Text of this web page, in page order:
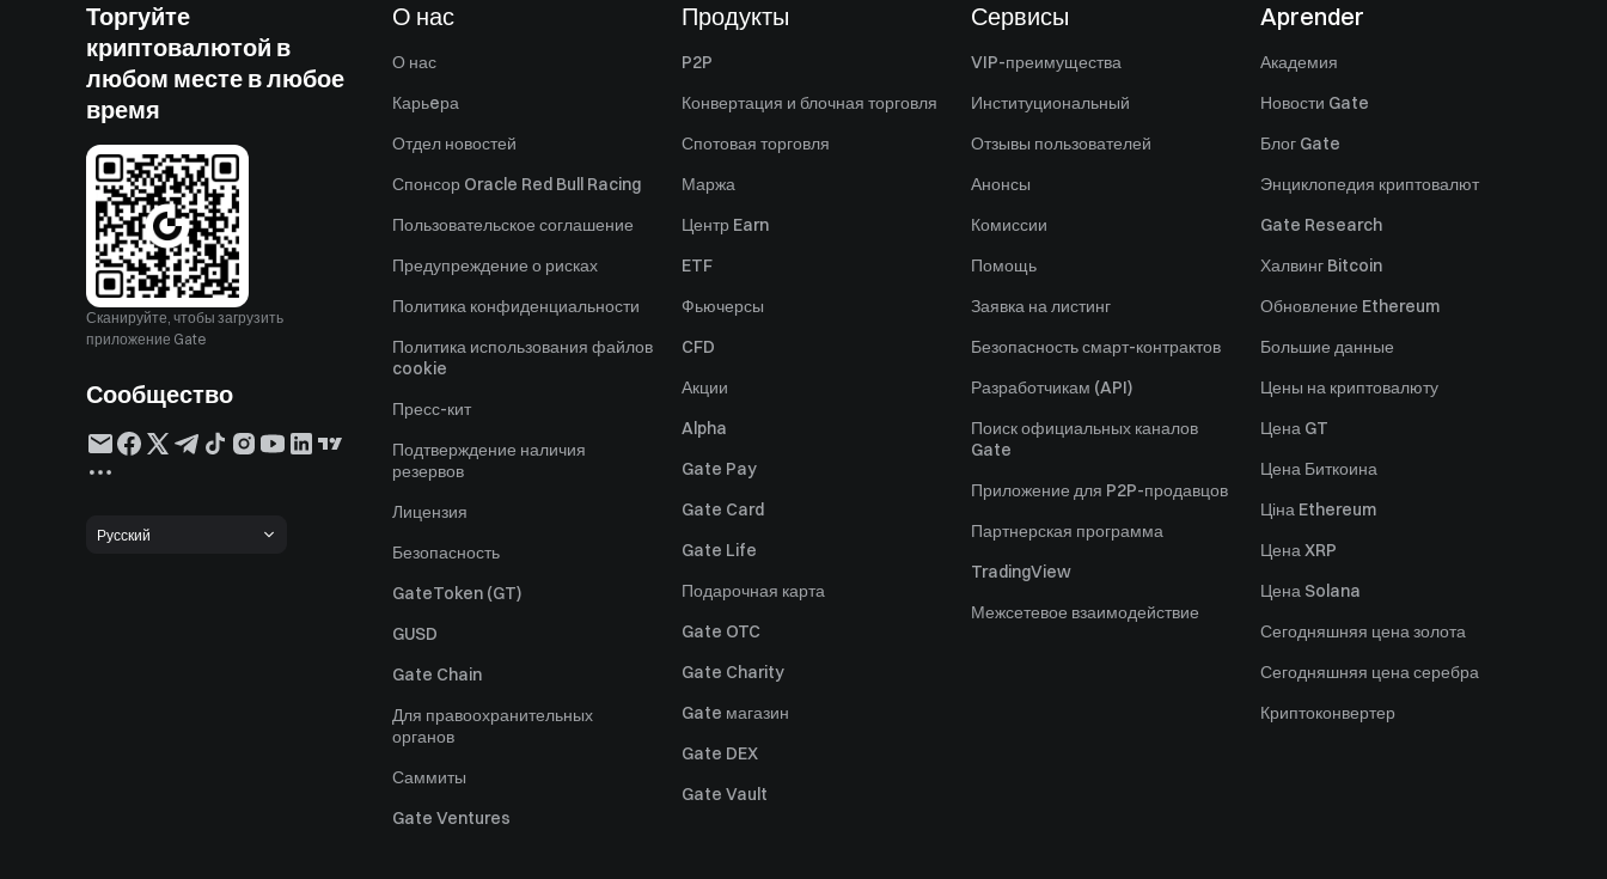
Торгуйте
криптовалютой в
любом месте в любое
время
Сканируйте, чтобы загрузить
приложение Gate
Сообщество
Русский
О нас
О нас
Карьeра
Отдел новостей
Спонсор Oracle Red Bull Racing
Пользовательское соглашение
Предупреждение о рисках
Политика конфиденциальности
Политика использования файлов
cookie
Пресс-кит
Подтверждение наличия
резервов
Лицензия
Безопасность
GateToken (GT)
GUSD
Gate Chain
Для правоохранительных
органов
Саммиты
Gate Ventures
Продукты
P2P
Конвертация и блочная торговля
Спотовая торговля
Маржа
Центр Earn
ETF
Фьючерсы
CFD
Акции
Alpha
Gate Pay
Gate Card
Gate Life
Подарочная карта
Gate OTC
Gate Charity
Gate магазин
Gate DEX
Gate Vault
Сервисы
VIP-преимущества
Институциональный
Отзывы пользователей
Анонсы
Комиссии
Помощь
Заявка на листинг
Безопасность смарт-контрактов
Разработчикам (API)
Поиск официальных каналов
Gate
Приложение для P2P-продавцов
Партнерская программа
TradingView
Межсетевое взаимодействие
Aprender
Академия
Новости Gate
Блог Gate
Энциклопедия криптовалют
Gate Research
Халвинг Bitcoin
Обновление Ethereum
Большие данные
Цены на криптовалюту
Цена GT
Цена Биткоина
Ціна Ethereum
Цена XRP
Цена Solana
Сегодняшняя цена золота
Сегодняшняя цена серебра
Криптоконвертер